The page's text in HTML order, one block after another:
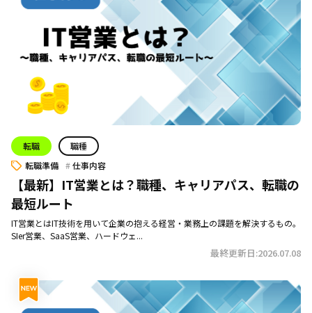
転職
職種
転職準備
仕事内容
【最新】IT営業とは？職種、キャリアパス、転職の
最短ルート
IT営業とはIT技術を用いて企業の抱える経営・業務上の課題を解決するもの。
SIer営業、SaaS営業、ハードウェ...
最終更新日:2026.07.08